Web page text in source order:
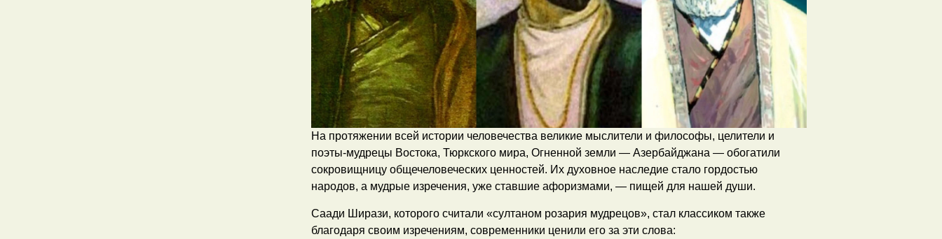
На протяжении всей истории человечества великие мыслители и философы, целители и
поэты-мудрецы Востока, Тюркского мира, Огненной земли — Азербайджана — обогатили
сокровищницу общечеловеческих ценностей. Их духовное наследие стало гордостью
народов, а мудрые изречения, уже ставшие афоризмами, — пищей для нашей души.
Саади Ширази, которого считали «султаном розария мудрецов», стал классиком также
благодаря своим изречениям, современники ценили его за эти слова: